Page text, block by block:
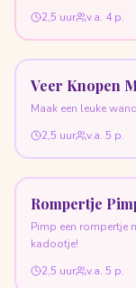
2,5 uur
v.a. 4p.
Veer Knopen
Maak een leuke
2,5 uur
v.a. 5 p.
Rompertje
Pimp een rompertje
kadootje!
2,5 uur
v.a. 5 p.